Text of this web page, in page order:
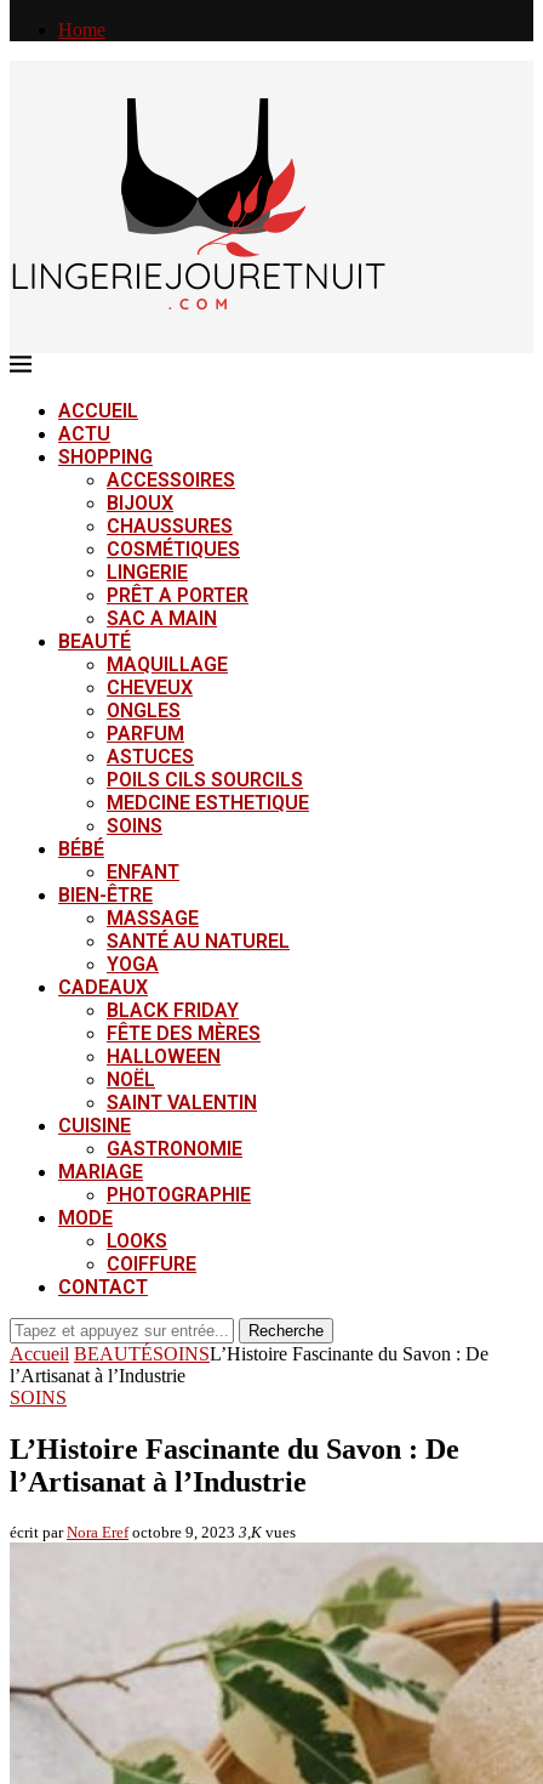
Home
ACCUEIL
ACTU
SHOPPING
ACCESSOIRES
BIJOUX
CHAUSSURES
COSMÉTIQUES
LINGERIE
PRÊT A PORTER
SAC A MAIN
BEAUTÉ
MAQUILLAGE
CHEVEUX
ONGLES
PARFUM
ASTUCES
POILS CILS SOURCILS
MEDCINE ESTHETIQUE
SOINS
BÉBÉ
ENFANT
BIEN-ÊTRE
MASSAGE
SANTÉ AU NATUREL
YOGA
CADEAUX
BLACK FRIDAY
FÊTE DES MÈRES
HALLOWEEN
NOËL
SAINT VALENTIN
CUISINE
GASTRONOMIE
MARIAGE
PHOTOGRAPHIE
MODE
LOOKS
COIFFURE
CONTACT
Recherche
Accueil BEAUTÉSOINSL’Histoire Fascinante du Savon : De
l’Artisanat à l’Industrie
SOINS
L’Histoire Fascinante du Savon : De
l’Artisanat à l’Industrie
écrit parNora Eref octobre 9, 2023 3,K vues